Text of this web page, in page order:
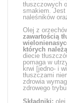
tłuszczowych
smakiem. Jest
naleśników
Olej z
zawartością
których
diecie
pomaga w
krwi [jedno- i
tłuszczami
zdrowia
zdrowego
Składniki: olej